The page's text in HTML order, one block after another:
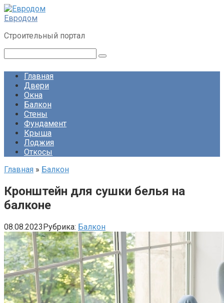
Перейти
к
Евродом
Строительный портал
Главная
Двери
Окна
Балкон
Стены
Фундамент
Крыша
Лоджия
Откосы
Главная » Балкон
Кронштейн для сушки белья на
балконе
08.08.2023Рубрика: Балкон